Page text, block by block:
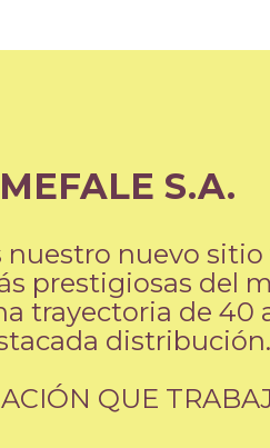
MEFALE S.A.
nuevo
prestigiosas del
trayectoria de 40
distribución.
QUE